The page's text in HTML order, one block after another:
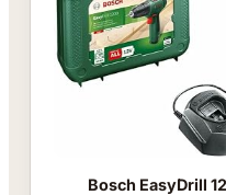
Bosch EasyDrill